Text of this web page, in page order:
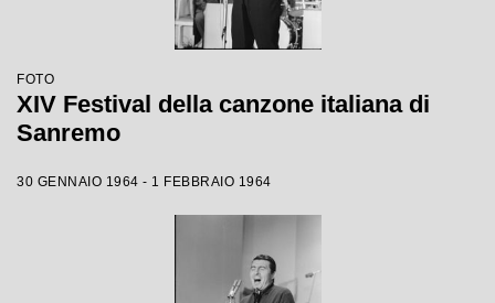
FOTO
XIV Festival della canzone italiana di
Sanremo
30 GENNAIO 1964 - 1 FEBBRAIO 1964